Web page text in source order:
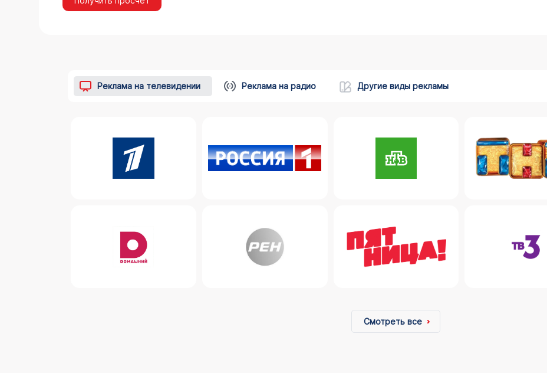
Реклама на телевидении Реклама на радио Другие виды рекламы
Смотреть все